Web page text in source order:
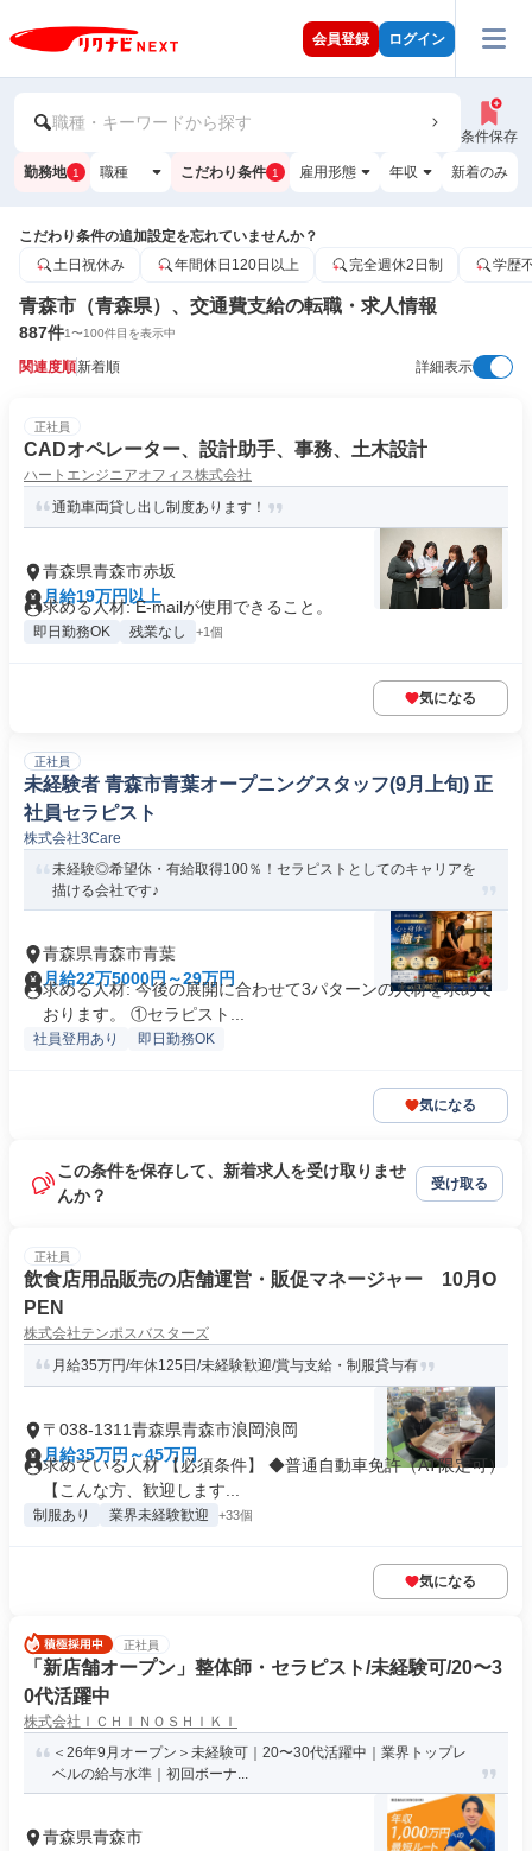
会員登録 ログイン
職種・キーワードから探す
条件保存
勤務地 1 職種 こだわり条件 1 雇用形態 年収 新着のみ
こだわり条件の追加設定を忘れていませんか？
土日祝休み
年間休日120日以上 完全週休2日制 学歴
青森市（青森県）、交通費支給の転職・求人情報
887件1〜100件目を表示中
関連度順新着順 詳細表示
正社員
CADオペレーター、設計助手、事務、土木設計
ハートエンジニアオフィス株式会社
通勤車両貸し出し制度あります！
青森県青森市赤坂
月給19万円以上
求める人材: E-mailが使用できること。
即日勤務OK 残業なし +1個
気になる
正社員
未経験者 青森市青葉オープニングスタッフ(9月上旬) 正
社員セラピスト
株式会社3Care
未経験◎希望休・有給取得100％！セラピストとしてのキャリアを
描ける会社です♪
青森県青森市青葉
月給22万5000円～29万円
求める人材: 今後の展開に合わせて3パターンの人材を求めて
おります。 ①セラピスト...
社員登用あり 即日勤務OK
気になる
この条件を保存して、新着求人を受け取りませ
んか？
受け取る
正社員
飲食店用品販売の店舗運営・販促マネージャー 10月O
PEN
株式会社テンポスバスターズ
月給35万円/年休125日/未経験歓迎/賞与支給・制服貸与有
〒038-1311青森県青森市浪岡浪岡
月給35万円～45万円
求めている人材 【必須条件】 ◆普通自動車免許（AT限定可）
【こんな方、歓迎します...
制服あり 業界未経験歓迎 +33個
気になる
正社員
「新店舗オープン」整体師・セラピスト/未経験可/20〜3
0代活躍中
株式会社ＩＣＨＩＮＯＳＨＩＫＩ
＜26年9月オープン＞未経験可｜20〜30代活躍中｜業界トップレ
ベルの給与水準｜初回ボーナ...
青森県青森市